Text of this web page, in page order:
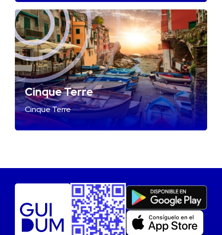
Cinque Terre
Cinque Terre